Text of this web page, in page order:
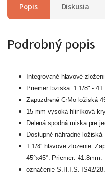
Popis Diskusia
Podrobný popis
Integrované hlavové
Priemer ložiska: 1.1/8" -
Zapuzdrené CrMo ložiská
15 mm vysoká hliníková
Delená spodná miska pre
Dostupné náhradné ložiská
1 1/8” hlavové zloženie.
45°x45°. Priemer: 41.8mm.
označenie S.H.I.S. IS42/